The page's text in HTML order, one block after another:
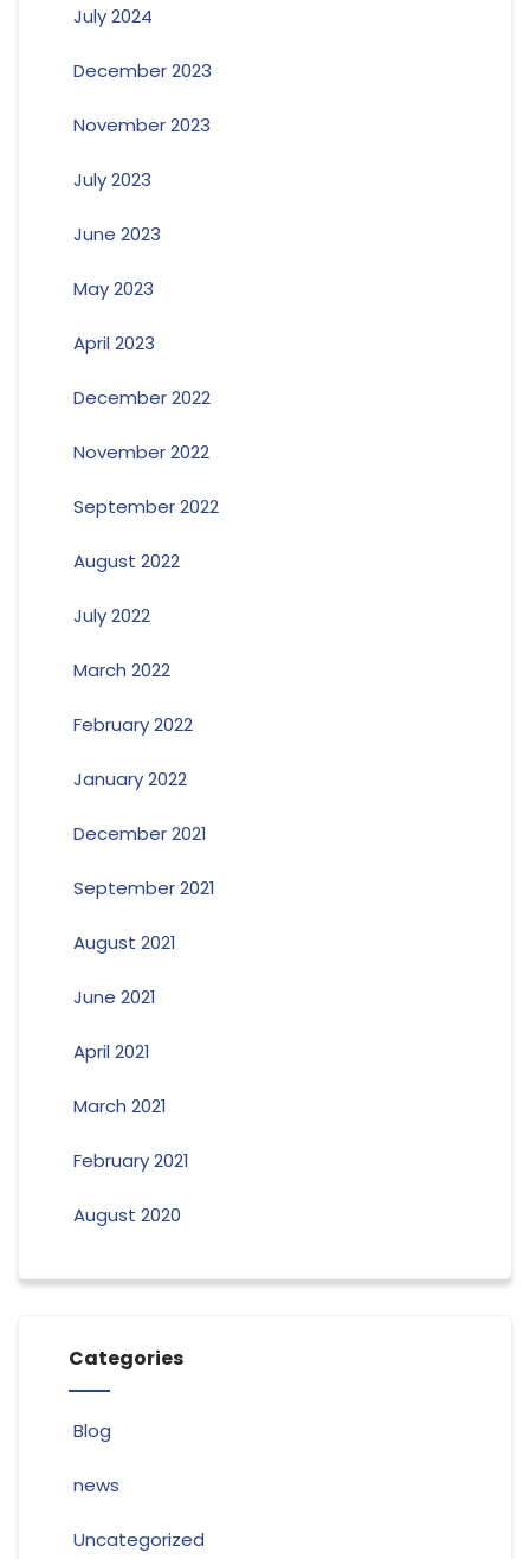
July 2024
December 2023
November 2023
July 2023
June 2023
May 2023
April 2023
December 2022
November 2022
September 2022
August 2022
July 2022
March 2022
February 2022
January 2022
December 2021
September 2021
August 2021
June 2021
April 2021
March 2021
February 2021
August 2020
Categories
Blog
news
Uncategorized